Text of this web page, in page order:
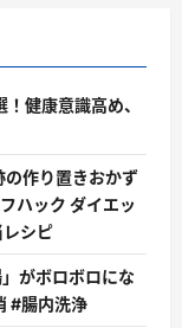
健康意識高め、
の作り置きおかず
ハック ダイエッ
レシピ
がボロボロにな
#腸内洗浄